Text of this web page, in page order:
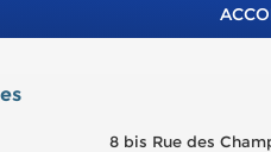
8 bis Rue des